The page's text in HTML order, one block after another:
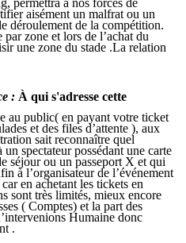
permettra à nos forces de
aisément un malfrat ou un
déroulement de la compétition.
zone et lors de l’achat du
une zone du stade .La relation
: À qui s'adresse cette
au public( en payant votre ticket
et des files d’attente ), aux
sait reconnaître quel
spectateur possédant une carte
séjour ou un passeport X et qui
à l’organisateur de l’événement
en achetant les tickets en
sont très limités, mieux encore
( Comptes) et la part des
Humaine donc
.